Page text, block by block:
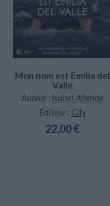
Mon nom est Emilia del
Valle
Auteur : Isabel Allende
Éditeur : City
22,00 €